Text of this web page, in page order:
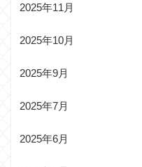
2025年11月
2025年10月
2025年9月
2025年7月
2025年6月